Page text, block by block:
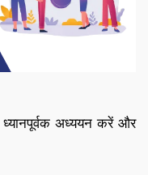
अध्ययन करें और